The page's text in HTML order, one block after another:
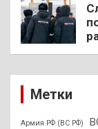
Метки
Армия РФ (ВС РФ)